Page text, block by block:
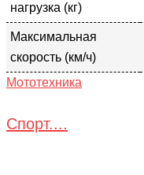
нагрузка (кг)
Максимальная
скорость (км/ч)
Мототехника
Спорт....